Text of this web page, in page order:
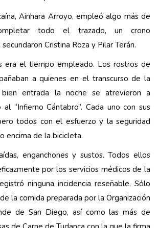
Ainhara Arroyo, empleó algo más de
todo el trazado, un crono
Cristina Roza y Pilar Terán.
era el tiempo empleado. Los rostros de
a quienes en el transcurso de la
entrada la noche se atrevieron a
“Infierno Cántabro”. Cada uno con sus
todos con el esfuerzo y la seguridad
encima de la bicicleta.
enganchones y sustos. Todos ellos
por los servicios médicos de la
ninguna incidencia reseñable. Sólo
la comida preparada por la Organización
de San Diego, así como las más de